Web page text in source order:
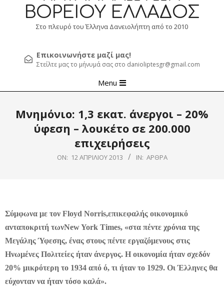
ΒΟΡΕΊΟΥ ΕΛΛΆΔΟΣ
Στο πλευρό του Έλληνα Δανειολήπτη από το 2010
Επικοινωνήστε μαζί μας!
Στείλτε μας το μήνυμά σας στο danioliptesgr@gmail.com
Navigation
Menu
Μνημόνιο: 1,3 εκατ. άνεργοι – 20%
ύφεση – λουκέτο σε 200.000
επιχειρήσεις
ON: 12 ΑΠΡΙΛΊΟΥ 2013 IN: ΆΡΘΡΑ
Σύμφωνα με τον Floyd Norris,επικεφαλής οικονομικό
ανταποκριτή τωνNew York Times, «στα πέντε χρόνια της
Μεγάλης Ύφεσης, ένας στους πέντε εργαζόμενους στις
Ηνωμένες Πολιτείες ήταν άνεργος. Η οικονομία ήταν σχεδόν
20% μικρότερη το 1934 από ό, τι ήταν το 1929. Οι Έλληνες θα
εύχονταν να ήταν τόσο καλά».